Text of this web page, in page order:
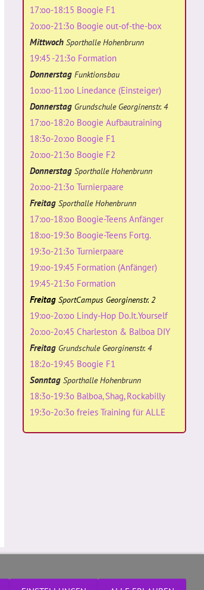
17:oo-18:15 Boogie F1
2o:oo-21:3o Boogie out-of-the-box
Mittwoch Sporthalle Hohenbrunn
19:45 -21:3o Formation
Donnerstag Funktionsbau
1o:oo-11:oo Linedance (Einsteiger)
Donnerstag Grundschule Georginenstr. 4
17:oo-18:2o Boogie Aufbautraining
18:3o-2o:oo Boogie F1
2o:oo-21:3o Boogie F2
Donnerstag Sporthalle Hohenbrunn
2o:oo-21:3o Turnierpaare
Freitag Sporthalle Hohenbrunn
17:oo-18:oo Boogie-Teens Anfänger
18:oo-19:3o Boogie-Teens Fortg.
19:3o-21:3o Turnierpaare
19:oo-19:45 Formation (Anfänger)
19:45-21:3o Formation
Freitag SportCampus Georginenstr. 2
19:oo-2o:oo Lindy-Hop Do.It.Yourself
2o:oo-2o:45 Charleston & Balboa DIY
Freitag Grundschule Georginenstr. 4
18:2o-19:45 Boogie F1
Sonntag Sporthalle Hohenbrunn
18:3o-19:3o Balboa, Shag, Rockabilly
19:3o-2o:3o freies Training für ALLE
Magic's © 2024. All Rights Reserved.